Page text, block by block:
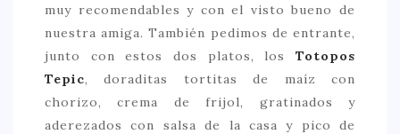
muy recomendables y con el visto bueno de
nuestra amiga. También pedimos de entrante,
junto con estos dos platos, los Totopos
Tepic, doraditas tortitas de maíz con
chorizo, crema de frijol, gratinados y
aderezados con salsa de la casa y pico de